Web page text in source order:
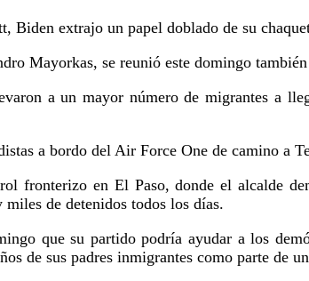
Biden extrajo un papel doblado de su
Mayorkas, se reunió este domingo
a un mayor número de migrantes a
a bordo del Air Force One de camino a
fronterizo en El Paso, donde el alcalde
de detenidos todos los días.
que su partido podría ayudar a los
de sus padres inmigrantes como parte de